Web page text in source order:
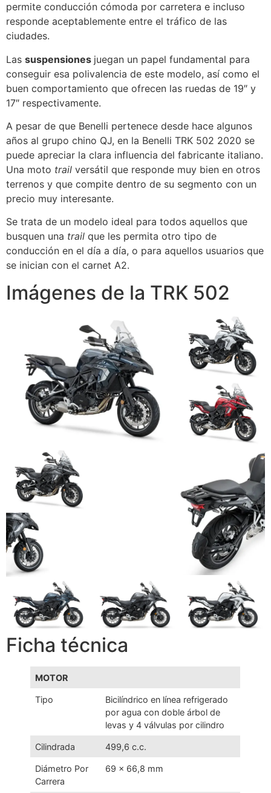
permite conducción cómoda por carretera e incluso
responde aceptablemente entre el tráfico de las
ciudades.
Las suspensiones juegan un papel fundamental para
conseguir esa polivalencia de este modelo, así como el
buen comportamiento que ofrecen las ruedas de 19″ y
17″ respectivamente.
A pesar de que Benelli pertenece desde hace algunos
años al grupo chino QJ, en la Benelli TRK 502 2020 se
puede apreciar la clara influencia del fabricante italiano.
Una moto trail versátil que responde muy bien en otros
terrenos y que compite dentro de su segmento con un
precio muy interesante.
Se trata de un modelo ideal para todos aquellos que
busquen una trail que les permita otro tipo de
conducción en el día a día, o para aquellos usuarios que
se inician con el carnet A2.
Imágenes de la TRK 502
Ficha técnica
MOTOR
Tipo
Bicilíndrico en línea refrigerado
por agua con doble árbol de
levas y 4 válvulas por cilindro
Cilindrada 499,6 c.c.
Diámetro Por
Carrera
69 x 66,8 mm